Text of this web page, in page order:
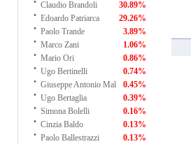
Claudio Brandoli 30.89%
· Edoardo Patriarca 29.26%
· Paolo Trande 3.89%
· Marco Zani 1.06%
· Mario Ori 0.86%
· Ugo Bertinelli 0.74%
· Giuseppe Antonio Mal 0.45%
· Ugo Bertaglia 0.39%
· Simona Bolelli 0.16%
· Cinzia Baldo 0.13%
· Paolo Ballestrazzi 0.13%